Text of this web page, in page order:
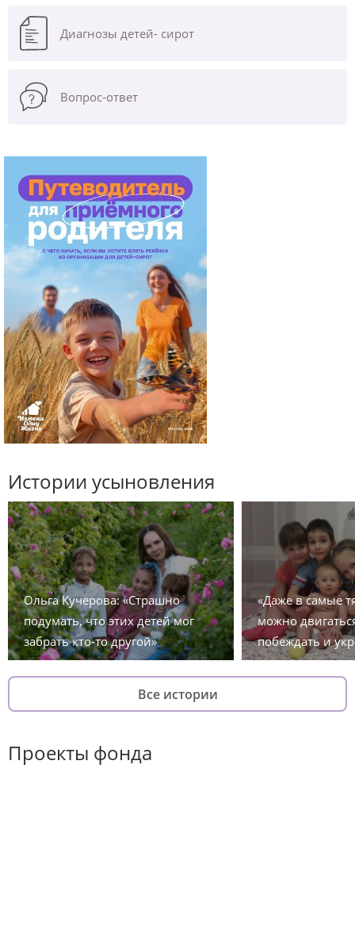
Диагнозы детей- сирот
Вопрос-ответ
Истории усыновления
Ольга Кучерова: «Страшно
подумать, что этих детей мог
забрать кто-то другой»
«Даже в самые
можно
побеждать и
Все истории
Проекты фонда